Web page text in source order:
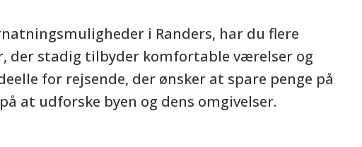
i Randers, har du flere
der stadig tilbyder komfortable værelser og
for rejsende, der ønsker at spare penge på
at udforske byen og dens omgivelser.